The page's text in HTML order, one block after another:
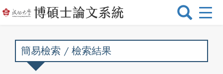
選
換
簡易檢索 / 檢索結果